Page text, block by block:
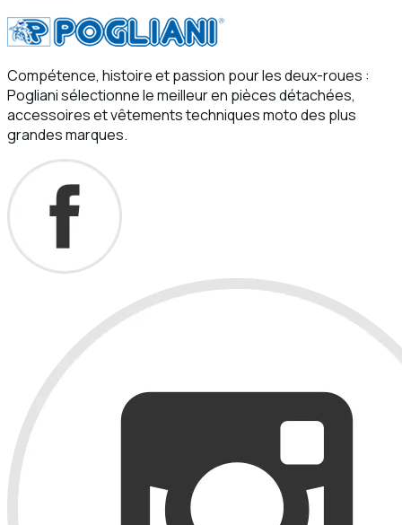
Compétence, histoire et passion pour les deux-roues :
Pogliani sélectionne le meilleur en pièces détachées,
accessoires et vêtements techniques moto des plus
grandes marques.